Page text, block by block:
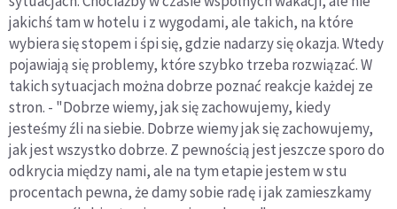
jakichś tam w hotelu i z wygodami, ale takich, na które
wybiera się stopem i śpi się, gdzie nadarzy się okazja. Wtedy
pojawiają się problemy, które szybko trzeba rozwiązać. W
takich sytuacjach można dobrze poznać reakcje każdej ze
stron. - "Dobrze wiemy, jak się zachowujemy, kiedy
jesteśmy źli na siebie. Dobrze wiemy jak się zachowujemy,
jak jest wszystko dobrze. Z pewnością jest jeszcze sporo do
odkrycia między nami, ale na tym etapie jestem w stu
procentach pewna, że damy sobie radę i jak zamieszkamy